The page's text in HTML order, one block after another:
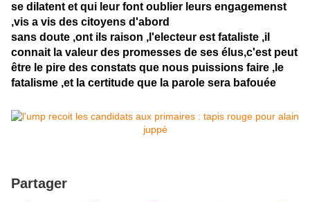
se dilatent et qui leur font oublier leurs engagemenst
,vis a vis des citoyens d'abord
sans doute ,ont ils raison ,l'electeur est fataliste ,il
connait la valeur des promesses de ses élus,c'est peut
être le pire des constats que nous puissions faire ,le
fatalisme ,et la certitude que la parole sera bafouée
Partager